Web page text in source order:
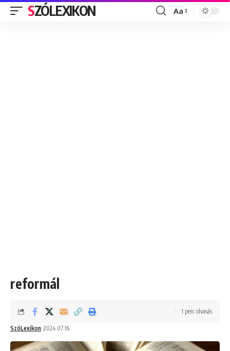
SZÓLEXIKON
Font
Aa
reformál
SzóLexikon 2024.07.16.
1 perc olvasás